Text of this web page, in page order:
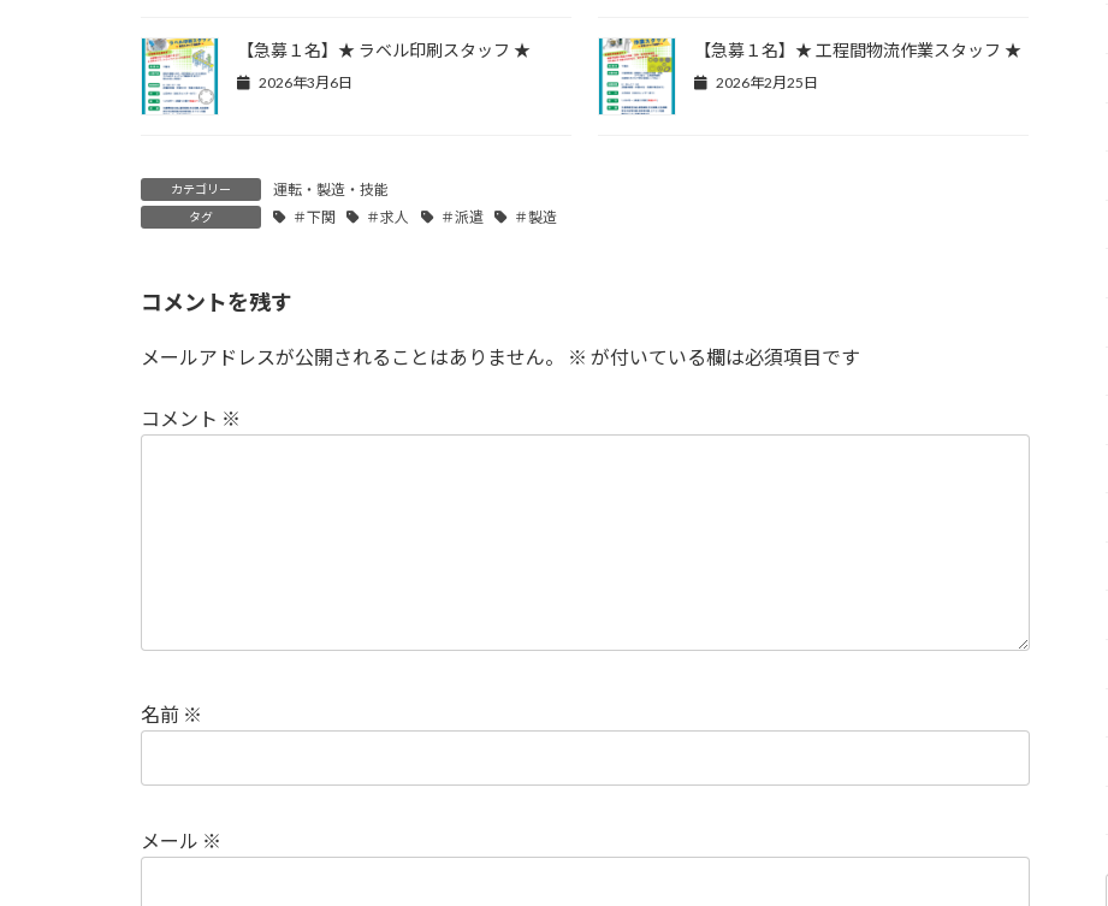
【急募１名】★ ラベル印刷スタッフ ★
2026年3月6日
【急募１名】★ 工程間物流作業スタッフ ★
2026年2月25日
カテゴリー 運転・製造・技能
タグ ＃下関 ＃求人 ＃派遣 ＃製造
コメントを残す
メールアドレスが公開されることはありません。 ※ が付いている欄は必須項目です
コメント ※
名前 ※
メール ※